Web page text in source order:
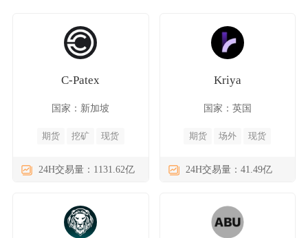
C-Patex
国家：新加坡
期货 挖矿 现货
24H交易量：1131.62亿
Kriya
国家：英国
期货 场外 现货
24H交易量：41.49亿